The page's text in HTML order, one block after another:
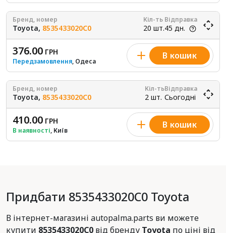
Бренд, номер
Toyota, 8535433020C0
Кіл-ть
20 шт.
Відправка
45 дн.
376.00 ГРН
Передзамовлення, Одеса
В кошик
Бренд, номер
Toyota, 8535433020C0
Кіл-ть
2 шт.
Відправка
Сьогодні
410.00 ГРН
В наявності, Київ
В кошик
Придбати 8535433020C0 Toyota
В інтернет-магазині autopalma.parts ви можете
купити 8535433020C0 від бренду Toyota по ціні від